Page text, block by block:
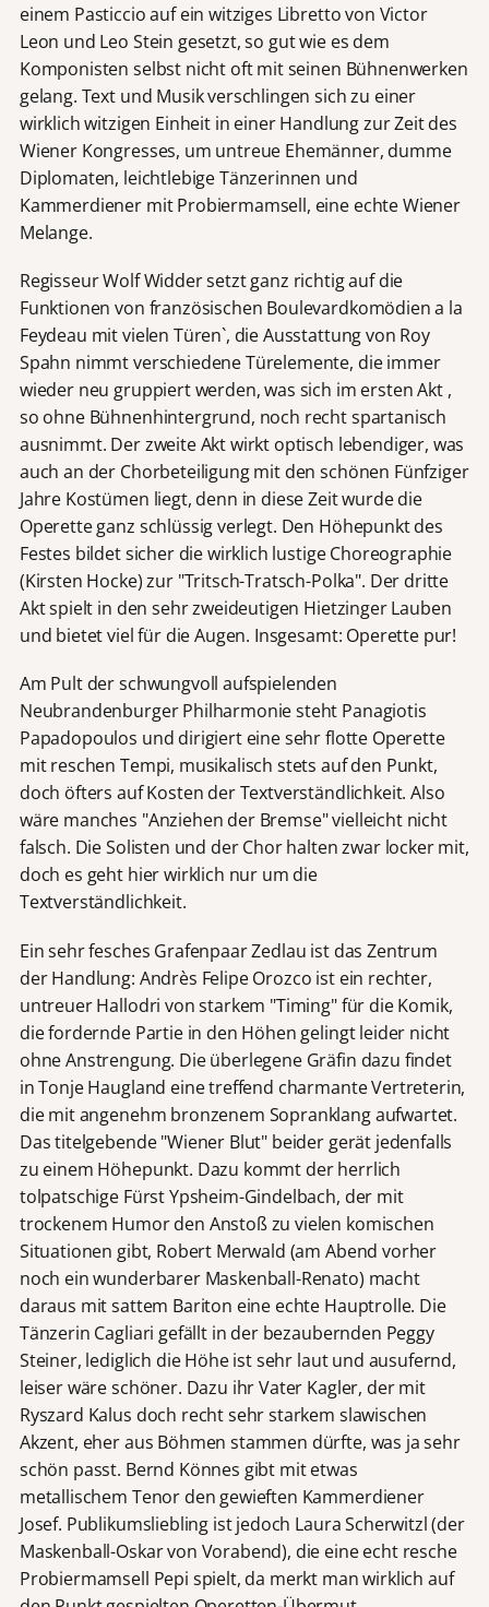
einem Pasticcio auf ein witziges Libretto von Victor
Leon und Leo Stein gesetzt, so gut wie es dem
Komponisten selbst nicht oft mit seinen Bühnenwerken
gelang. Text und Musik verschlingen sich zu einer
wirklich witzigen Einheit in einer Handlung zur Zeit des
Wiener Kongresses, um untreue Ehemänner, dumme
Diplomaten, leichtlebige Tänzerinnen und
Kammerdiener mit Probiermamsell, eine echte Wiener
Melange.
Regisseur Wolf Widder setzt ganz richtig auf die
Funktionen von französischen Boulevardkomödien a la
Feydeau mit vielen Türen`, die Ausstattung von Roy
Spahn nimmt verschiedene Türelemente, die immer
wieder neu gruppiert werden, was sich im ersten Akt ,
so ohne Bühnenhintergrund, noch recht spartanisch
ausnimmt. Der zweite Akt wirkt optisch lebendiger, was
auch an der Chorbeteiligung mit den schönen Fünfziger
Jahre Kostümen liegt, denn in diese Zeit wurde die
Operette ganz schlüssig verlegt. Den Höhepunkt des
Festes bildet sicher die wirklich lustige Choreographie
(Kirsten Hocke) zur "Tritsch-Tratsch-Polka". Der dritte
Akt spielt in den sehr zweideutigen Hietzinger Lauben
und bietet viel für die Augen. Insgesamt: Operette pur!
Am Pult der schwungvoll aufspielenden
Neubrandenburger Philharmonie steht Panagiotis
Papadopoulos und dirigiert eine sehr flotte Operette
mit reschen Tempi, musikalisch stets auf den Punkt,
doch öfters auf Kosten der Textverständlichkeit. Also
wäre manches "Anziehen der Bremse" vielleicht nicht
falsch. Die Solisten und der Chor halten zwar locker mit,
doch es geht hier wirklich nur um die
Textverständlichkeit.
Ein sehr fesches Grafenpaar Zedlau ist das Zentrum
der Handlung: Andrès Felipe Orozco ist ein rechter,
untreuer Hallodri von starkem "Timing" für die Komik,
die fordernde Partie in den Höhen gelingt leider nicht
ohne Anstrengung. Die überlegene Gräfin dazu findet
in Tonje Haugland eine treffend charmante Vertreterin,
die mit angenehm bronzenem Sopranklang aufwartet.
Das titelgebende "Wiener Blut" beider gerät jedenfalls
zu einem Höhepunkt. Dazu kommt der herrlich
tolpatschige Fürst Ypsheim-Gindelbach, der mit
trockenem Humor den Anstoß zu vielen komischen
Situationen gibt, Robert Merwald (am Abend vorher
noch ein wunderbarer Maskenball-Renato) macht
daraus mit sattem Bariton eine echte Hauptrolle. Die
Tänzerin Cagliari gefällt in der bezaubernden Peggy
Steiner, lediglich die Höhe ist sehr laut und ausufernd,
leiser wäre schöner. Dazu ihr Vater Kagler, der mit
Ryszard Kalus doch recht sehr starkem slawischen
Akzent, eher aus Böhmen stammen dürfte, was ja sehr
schön passt. Bernd Könnes gibt mit etwas
metallischem Tenor den gewieften Kammerdiener
Josef. Publikumsliebling ist jedoch Laura Scherwitzl (der
Maskenball-Oskar von Vorabend), die eine echt resche
Probiermamsell Pepi spielt, da merkt man wirklich auf